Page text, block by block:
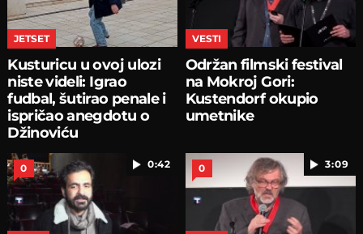
JETSET
Kusturicu u ovoj ulozi
niste videli: Igrao
fudbal, šutirao penale i
ispričao anegdotu o
Džinoviću
VESTI
Održan filmski festival
na Mokroj Gori:
Kustendorf okupio
umetnike
0:42
0 3:09
0